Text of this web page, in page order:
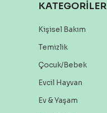
KATEGORİLER
Kişisel Bakım
Temizlik
Çocuk/Bebek
Evcil Hayvan
Ev & Yaşam